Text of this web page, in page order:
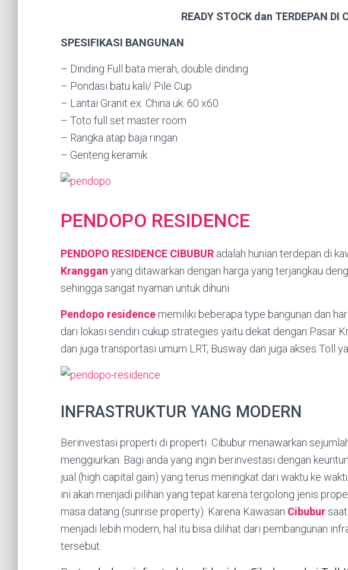
READY STOCK dan TERDEPAN DI
SPESIFIKASI BANGUNAN
– Dinding Full bata merah, double dinding
– Pondasi batu kali/ Pile Cup
– Lantai Granit ex. China uk. 60 x60
– Toto full set master room
– Rangka atap baja ringan
– Genteng keramik
PENDOPO RESIDENCE
PENDOPO RESIDENCE CIBUBUR adalah hunian terdepan di
Kranggan yang ditawarkan dengan harga yang terjangkau
sehingga sangat nyaman untuk dihuni
Pendopo residence memiliki beberapa type bangunan dan
dari lokasi sendiri cukup strategies yaitu dekat dengan Pasar
dan juga transportasi umum LRT, Busway dan juga akses Toll
INFRASTRUKTUR YANG MODERN
Berinvestasi properti di properti Cibubur menawarkan
menggiurkan. Bagi anda yang ingin berinvestasi dengan
jual (high capital gain) yang terus meningkat dari waktu ke
ini akan menjadi pilihan yang tepat karena tergolong jenis
masa datang (sunrise property). Karena Kawasan Cibubur
menjadi lebih modern, hal itu bisa dilihat dari pembangunan
tersebut.